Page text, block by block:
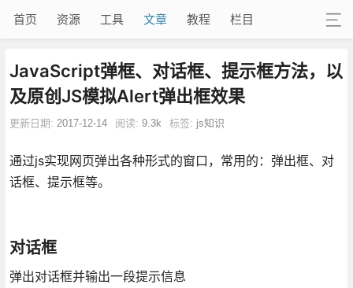
首页 资源 工具 文章 教程 栏目
JavaScript弹框、对话框、提示框方法，以
及原创JS模拟Alert弹出框效果
更新日期: 2017-12-14 阅读: 9.3k 标签: js知识
通过js实现网页弹出各种形式的窗口，常用的：弹出框、对
话框、提示框等。
对话框
弹出对话框并输出一段提示信息